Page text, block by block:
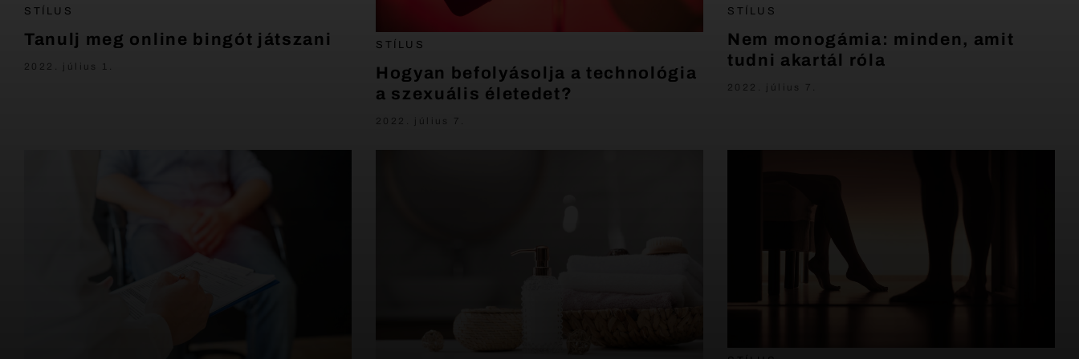
STÍLUS
Tanulj meg online bingót játszani
2022. július 1.
STÍLUS
Hogyan befolyásolja a technológia
a szexuális életedet?
2022. július 7.
STÍLUS
Nem monogámia: minden, amit
tudni akartál róla
2022. július 7.